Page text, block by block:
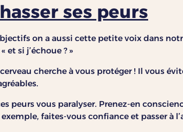
ses peurs
on a aussi cette petite voix dans
et si j’échoue ? »
cherche à vous protéger ! Il vous
peurs vous paralyser. Prenez-en
faites-vous confiance et passer à